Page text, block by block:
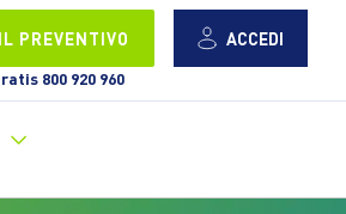
PREVENTIVO
800 920 960
ACCEDI